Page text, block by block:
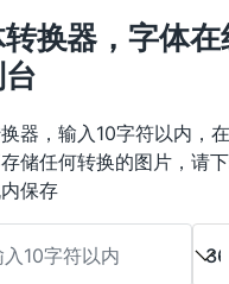
换器，字体
器，输入10字符以内，
储任何转换的图片，请
保存